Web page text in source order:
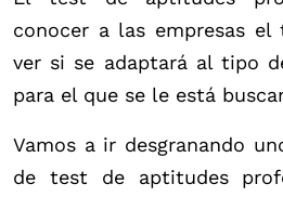
conocer a las empresas
ver si se adaptará al tipo
para el que se le está
Vamos a ir desgranando
de test de aptitudes